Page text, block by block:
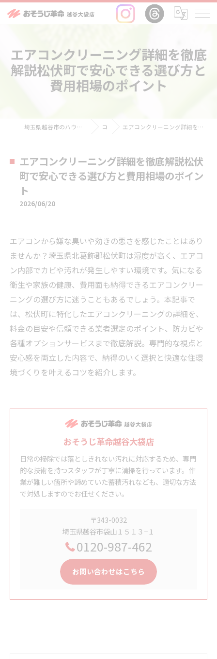
エアコンクリーニング詳細を徹底
解説松伏町で安心できる選び方と
費用相場のポイント
埼玉県越谷市のハウスクリーニングならおそうじ革命越谷大袋店 コラム エアコンクリーニング詳細を徹底解説松伏町で安心できる選び方と費用相場のポイント
エアコンクリーニング詳細を徹底解説松伏
町で安心できる選び方と費用相場のポイン
ト
2026/06/20
エアコンから嫌な臭いや効きの悪さを感じたことはあり
ませんか？埼玉県北葛飾郡松伏町は湿度が高く、エアコ
ン内部でカビや汚れが発生しやすい環境です。気になる
衛生や家族の健康、費用面も納得できるエアコンクリー
ニングの選び方に迷うこともあるでしょう。本記事で
は、松伏町に特化したエアコンクリーニングの詳細を、
料金の目安や信頼できる業者選定のポイント、防カビや
各種オプションサービスまで徹底解説。専門的な視点と
安心感を両立した内容で、納得のいく選択と快適な住環
境づくりを叶えるコツを紹介します。
おそうじ革命越谷大袋店
日常の掃除では落としきれない汚れに対応するため、専門
的な技術を持つスタッフが丁寧に清掃を行っています。作
業が難しい箇所や諦めていた蓄積汚れなども、適切な方法
で対処しますのでお任せください。
〒343-0032
埼玉県越谷市袋山１５１３−１
0120-987-462
お問い合わせはこちら